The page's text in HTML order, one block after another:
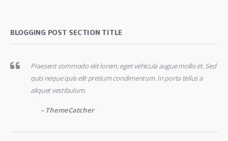
BLOGGING POST SECTION TITLE
Praesent commodo elit lorem, eget vehicula augue mollis et. Sed
quis neque quis elit pretium condimentum. In porta tellus a
aliquet vestibulum.
– ThemeCatcher